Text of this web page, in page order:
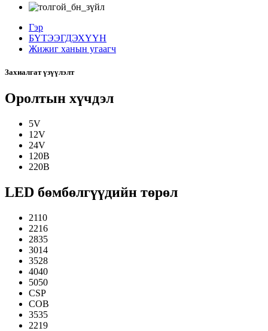
Гэр
БҮТЭЭГДЭХҮҮН
Жижиг ханын угаагч
Захиалгат үзүүлэлт
Оролтын хүчдэл
5V
12V
24V
120В
220В
LED бөмбөлгүүдийн төрөл
2110
2216
2835
3014
3528
4040
5050
CSP
COB
3535
2219